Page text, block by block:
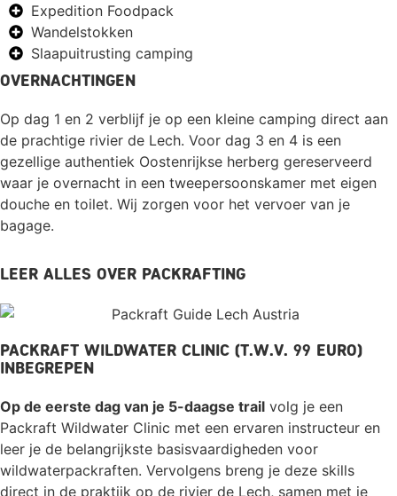
Expedition Foodpack
Wandelstokken
Slaapuitrusting camping
Overnachtingen
Op dag 1 en 2 verblijf je op een kleine camping direct aan
de prachtige rivier de Lech. Voor dag 3 en 4 is een
gezellige authentiek Oostenrijkse herberg gereserveerd
waar je overnacht in een tweepersoonskamer met eigen
douche en toilet. Wij zorgen voor het vervoer van je
bagage.
Leer alles over packrafting
Packraft Wildwater Clinic (t.w.v. 99 euro)
inbegrepen
Op de eerste dag van je 5-daagse trail volg je een
Packraft Wildwater Clinic met een ervaren instructeur en
leer je de belangrijkste basisvaardigheden voor
wildwaterpackraften. Vervolgens breng je deze skills
direct in de praktijk op de rivier de Lech, samen met je